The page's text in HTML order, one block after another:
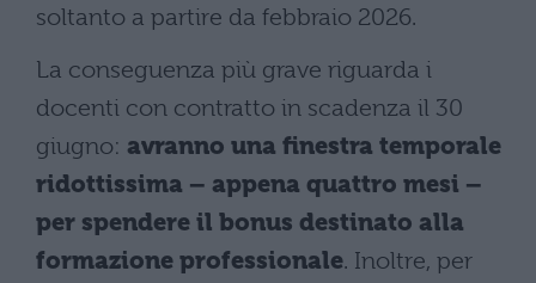
soltanto a partire da febbraio 2026.
La conseguenza più grave riguarda i
docenti con contratto in scadenza il 30
giugno: avranno una finestra temporale
ridottissima – appena quattro mesi –
per spendere il bonus destinato alla
formazione professionale. Inoltre, per